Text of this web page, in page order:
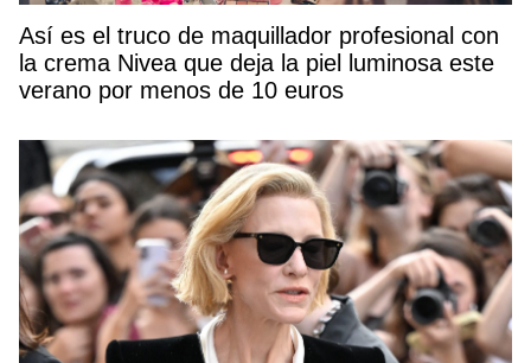
Así es el truco de maquillador profesional con
la crema Nivea que deja la piel luminosa este
verano por menos de 10 euros